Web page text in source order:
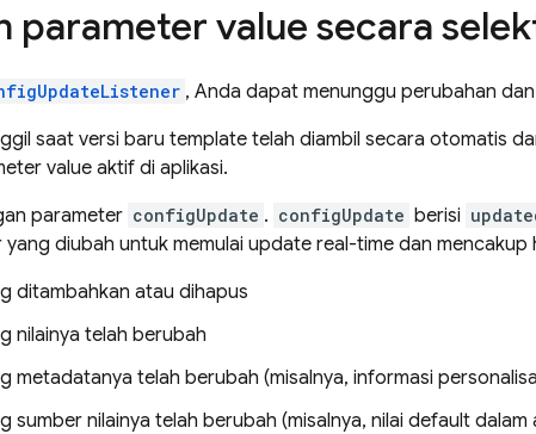
parameter value secara
, Anda dapat menunggu perubahan
saat versi baru template telah diambil secara otomatis
value aktif di aplikasi.
parameter configUpdate . configUpdate berisi
diubah untuk memulai update real-time dan mencakup
ditambahkan atau dihapus
nilainya telah berubah
metadatanya telah berubah (misalnya, informasi
sumber nilainya telah berubah (misalnya, nilai default dalam